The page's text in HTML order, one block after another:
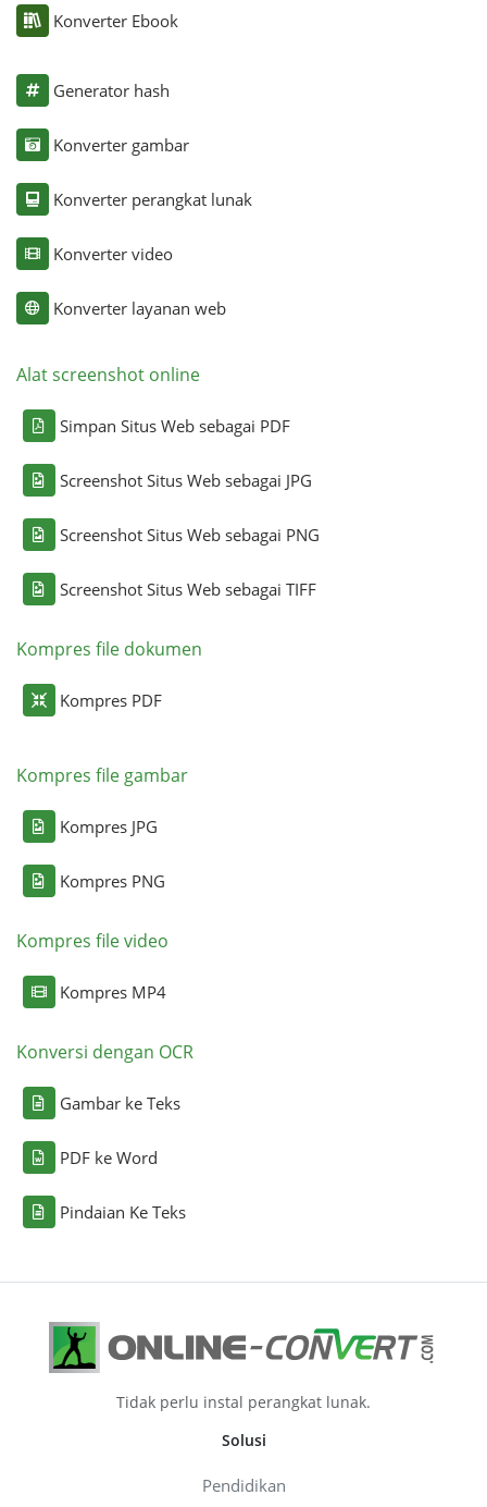
Konverter Ebook
Generator hash
Konverter gambar
Konverter perangkat lunak
Konverter video
Konverter layanan web
Alat screenshot online
Simpan Situs Web sebagai PDF
Screenshot Situs Web sebagai JPG
Screenshot Situs Web sebagai PNG
Screenshot Situs Web sebagai TIFF
Kompres file dokumen
Kompres PDF
Kompres file gambar
Kompres JPG
Kompres PNG
Kompres file video
Kompres MP4
Konversi dengan OCR
Gambar ke Teks
PDF ke Word
Pindaian Ke Teks
Tidak perlu instal perangkat lunak.
Solusi
Pendidikan